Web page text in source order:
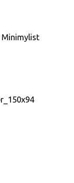
Minimylist